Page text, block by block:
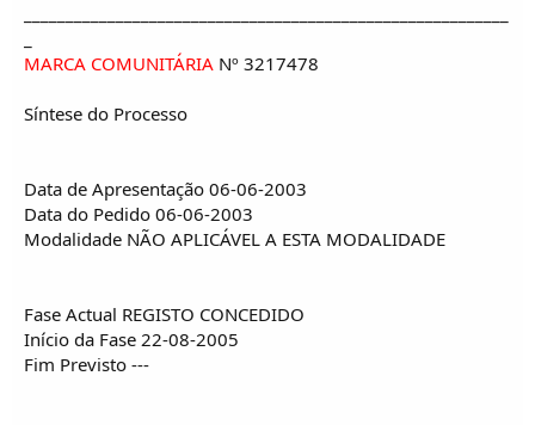
MARCA COMUNITÁRIA Nº 3217478
Síntese do Processo
Data de Apresentação 06-06-2003
Data do Pedido 06-06-2003
Modalidade NÃO APLICÁVEL A ESTA MODALIDADE
Fase Actual REGISTO CONCEDIDO
Início da Fase 22-08-2005
Fim Previsto ---